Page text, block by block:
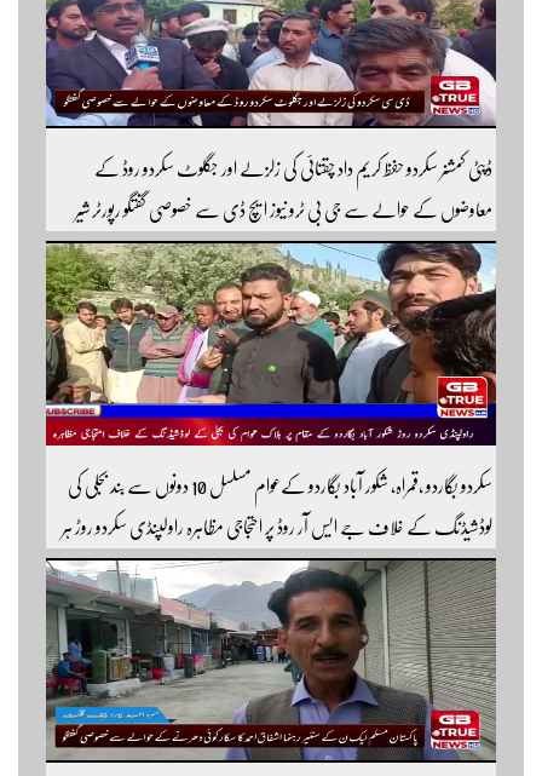
ڈپٹی کمشنر سکردو حفظ کریم داد چقتائی کی زلزلے اور جگلوٹ سکردو روڈ کے
معاوضوں کے حوالے سے جی بی ٹرو نیوز ایچ ڈی سے خصوصی گفتگو رپورٹر شیر
افضل روندو
سکردو بگاردو ،قمراہ، شکور آباد بگاردو کےعوام مسلسل 10 دونوں سے بند بجلی کی
لوڈشیڈنگ کے خلاف جے ایس آر روڈ پر احتجاجی مظاہرہ راولپنڈی سکردو روڑ ہر
قسم کی ٹریفک کے لئے بند۔۔ مزید اپڈیٹس کے لیے ہمارے یوٹیوب چینل کو
سبسکرائب کریں